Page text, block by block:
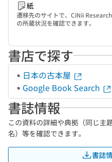
紙
遷移先のサイトで、CiNii
の所蔵状況を確認できます。
書店で探す
日本の古本屋
Google Book Search
書誌情報
この資料の詳細や典拠（同じ主
名）等を確認できます。
書誌